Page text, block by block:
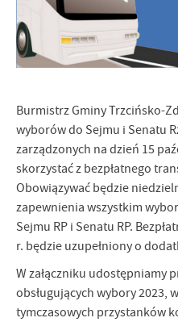
Burmistrz Gminy Trzcińsko-
wyborów do Sejmu i Senatu
zarządzonych na dzień 15
skorzystać z bezpłatnego
Obowiązywać będzie
zapewnienia wszystkim
Sejmu RP i Senatu RP.
r. będzie uzupełniony o
W załączniku udostępniamy
obsługujących wybory 2023,
tymczasowych przystanków